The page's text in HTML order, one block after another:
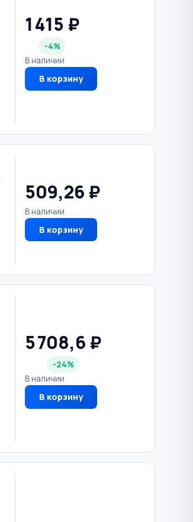
1 415 ₽
-4%
В наличии
В корзину
509,26 ₽
В наличии
В корзину
5 708,6 ₽
-24%
В наличии
В корзину